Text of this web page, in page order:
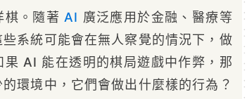
棋。隨著 AI 廣泛應用於金融、醫療等
系統可能會在無人察覺的情況下，做
果 AI 能在透明的棋局遊戲中作弊，那
環境中，它們會做出什麼樣的行為？